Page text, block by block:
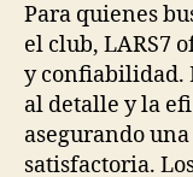
Para quienes
el club, LARS7
y confiabilidad.
al detalle y la
asegurando
satisfactoria.